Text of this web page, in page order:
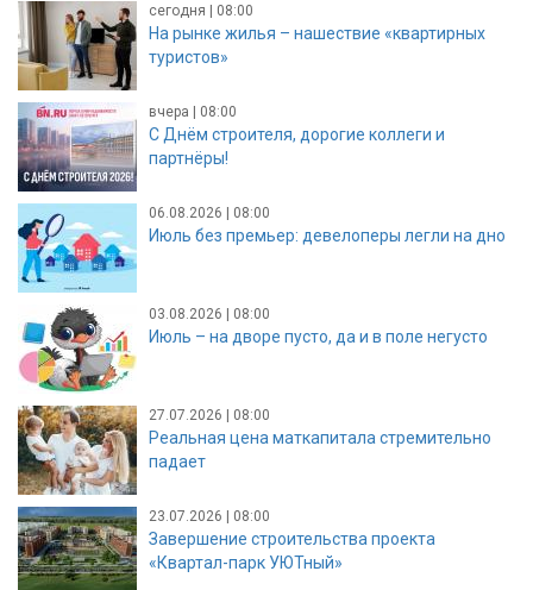
сегодня | 08:00
На рынке жилья – нашествие «квартирных
туристов»
вчера | 08:00
С Днём строителя, дорогие коллеги и
партнёры!
06.08.2026 | 08:00
Июль без премьер: девелоперы легли на дно
03.08.2026 | 08:00
Июль – на дворе пусто, да и в поле негусто
27.07.2026 | 08:00
Реальная цена маткапитала стремительно
падает
23.07.2026 | 08:00
Завершение строительства проекта
«Квартал-парк УЮТный»